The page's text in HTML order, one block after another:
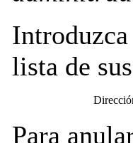
lista de
Para